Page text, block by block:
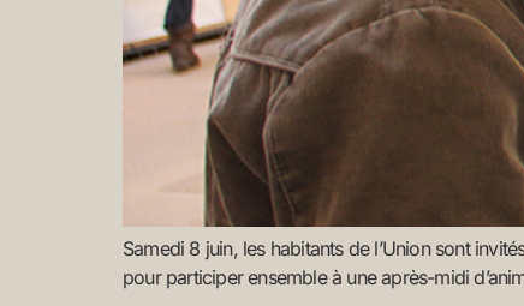
Samedi 8 juin, les habitants de l’Union sont
pour participer ensemble à une après-midi